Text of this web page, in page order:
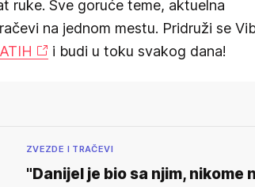
ruke. Sve goruće teme, aktuelna
na jednom mestu. Pridruži se
i budi u toku svakog dana!
ZVEZDE I TRAČEVI
"Danijel je bio sa njim, nikome